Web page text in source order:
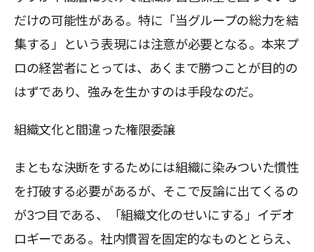
だけの可能性がある。特に「当グループの総力を結
集する」という表現には注意が必要となる。本来プ
ロの経営者にとっては、あくまで勝つことが目的の
はずであり、強みを生かすのは手段なのだ。
組織文化と間違った権限委譲
まともな決断をするためには組織に染みついた慣性
を打破する必要があるが、そこで反論に出てくるの
が3つ目である、「組織文化のせいにする」イデオ
ロギーである。社内慣習を固定的なものととらえ、